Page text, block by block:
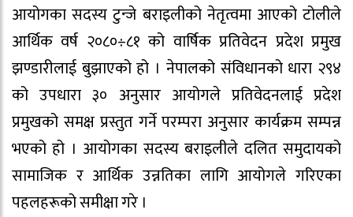
आयोगका सदस्य टुन्जे बराइलीको नेतृत्वमा आएको टोलीले
आर्थिक वर्ष २०८०÷८१ को वार्षिक प्रतिवेदन प्रदेश प्रमुख
झण्डारीलाई बुझाएको हो । नेपालको संविधानको धारा २९४
को उपधारा ३० अनुसार आयोगले प्रतिवेदनलाई प्रदेश
प्रमुखको समक्ष प्रस्तुत गर्ने परम्परा अनुसार कार्यक्रम सम्पन्न
भएको हो । आयोगका सदस्य बराइलीले दलित समुदायको
सामाजिक र आर्थिक उन्नतिका लागि आयोगले गरिएका
पहलहरूको समीक्षा गरे ।